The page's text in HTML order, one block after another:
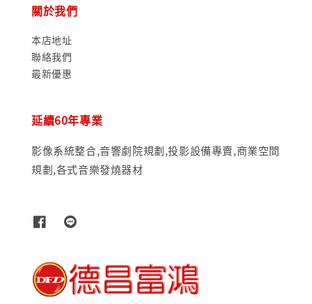
關於我們
本店地址
聯絡我們
最新優惠
延續60年專業
影像系統整合,音響劇院規劃,投影設備專賣,商業空間
規劃,各式音樂發燒器材